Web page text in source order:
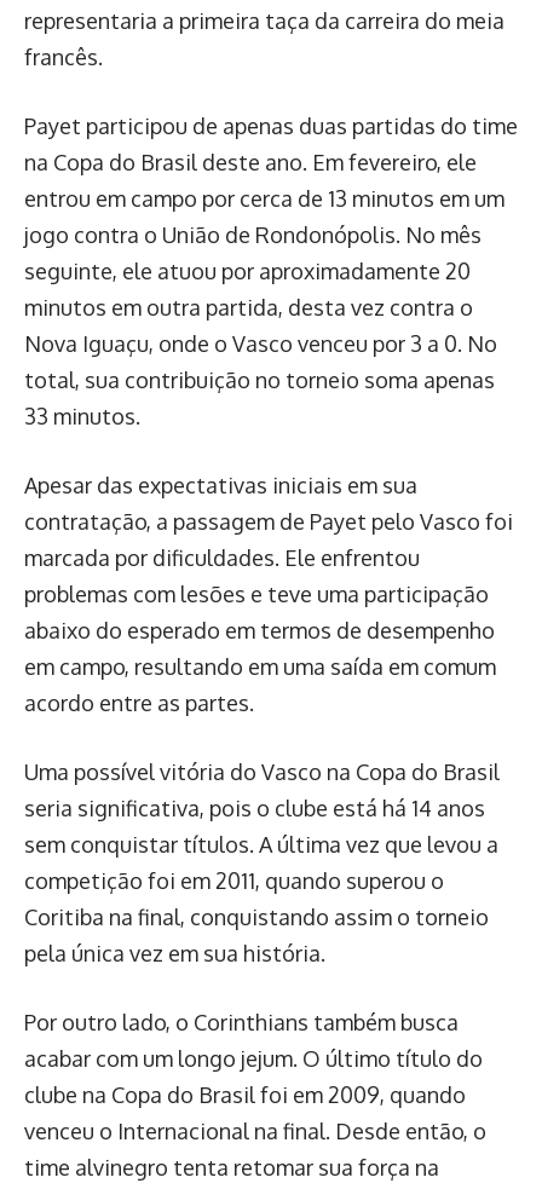
representaria a primeira taça da carreira do meia
francês.
Payet participou de apenas duas partidas do time
na Copa do Brasil deste ano. Em fevereiro, ele
entrou em campo por cerca de 13 minutos em um
jogo contra o União de Rondonópolis. No mês
seguinte, ele atuou por aproximadamente 20
minutos em outra partida, desta vez contra o
Nova Iguaçu, onde o Vasco venceu por 3 a 0. No
total, sua contribuição no torneio soma apenas
33 minutos.
Apesar das expectativas iniciais em sua
contratação, a passagem de Payet pelo Vasco foi
marcada por dificuldades. Ele enfrentou
problemas com lesões e teve uma participação
abaixo do esperado em termos de desempenho
em campo, resultando em uma saída em comum
acordo entre as partes.
Uma possível vitória do Vasco na Copa do Brasil
seria significativa, pois o clube está há 14 anos
sem conquistar títulos. A última vez que levou a
competição foi em 2011, quando superou o
Coritiba na final, conquistando assim o torneio
pela única vez em sua história.
Por outro lado, o Corinthians também busca
acabar com um longo jejum. O último título do
clube na Copa do Brasil foi em 2009, quando
venceu o Internacional na final. Desde então, o
time alvinegro tenta retomar sua força na